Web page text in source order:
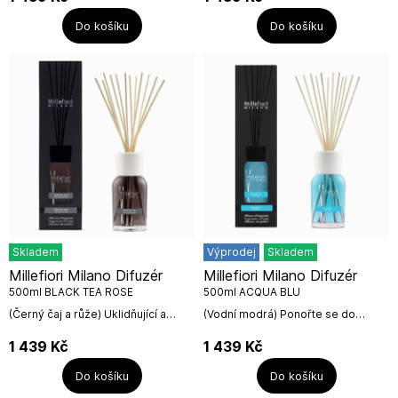
ovocnými tóny bergamotu,...
Do košíku
Čistá vůně...
Do košíku
Skladem
(Černý čaj a růže) Uklidňující a
arómatem černého čaje a
rooibosu, které se mísí s dechem
bílé růže,...
Millefiori Milano Difuzér
500ml BLACK TEA ROSE
1 439 Kč
Do košíku
Výprodej Skladem
(Vodní modrá) Ponořte se do
vody. Svěží citrusové vrchní tóny
se postupně transformují do
květinového...
Millefiori Milano Difuzér
500ml ACQUA BLU
1 439 Kč
Do košíku